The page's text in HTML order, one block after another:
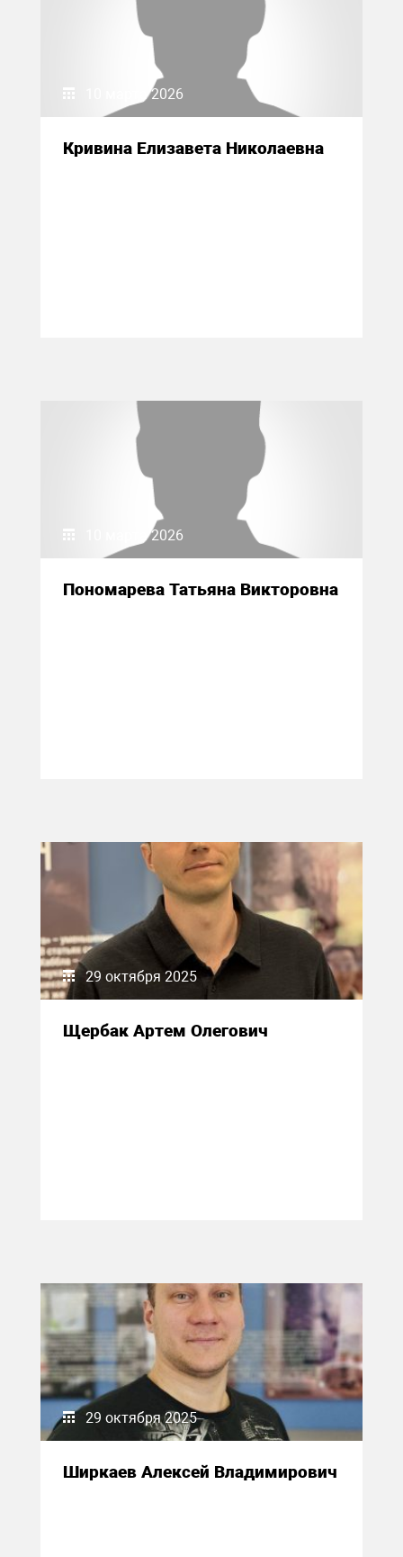
10 марта 2026
Кривина Елизавета Николаевна
10 марта 2026
Пономарева Татьяна Викторовна
29 октября 2025
Щербак Артем Олегович
29 октября 2025
Ширкаев Алексей Владимирович